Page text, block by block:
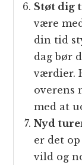
Støt dig
være
din tid
dag bør
værdier.
overens
med at
Nyd
er det
vild og